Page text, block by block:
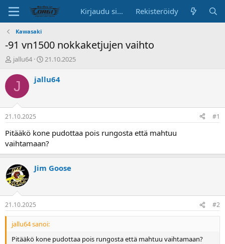
Kirjaudu sisään Rekisteröidy
Kawasaki
-91 vn1500 nokkaketjujen vaihto
K
s
s
t
e
l
u
n
l
o
i
t
t
a
j
a
jallu64
A
o
p
ä
v
21.10.2025
J jallu64
21.10.2025 #1
Pitääkö kone pudottaa pois rungosta että mahtuu
vaihtamaan?
Jim Goose
21.10.2025 #2
jallu64 sanoi:
Pitääkö kone pudottaa pois rungosta että mahtuu vaihtamaan?